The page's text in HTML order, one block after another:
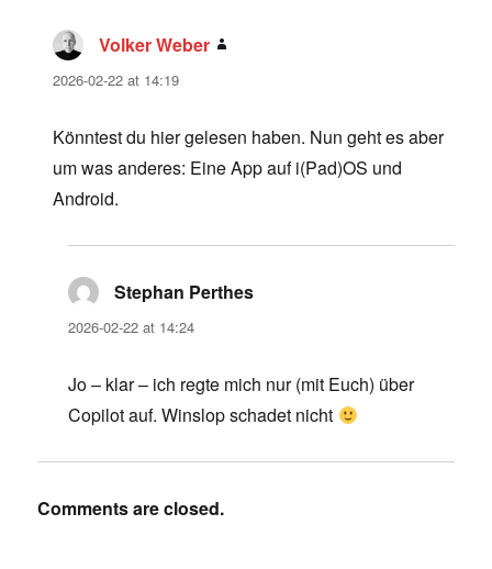
Volker Weber
2026-02-22 at 14:19
Könntest du hier gelesen haben. Nun geht es aber
um was anderes: Eine App auf i(Pad)OS und
Android.
Stephan Perthes
2026-02-22 at 14:24
Jo – klar – ich regte mich nur (mit Euch) über
Copilot auf. Winslop schadet nicht
Comments are closed.